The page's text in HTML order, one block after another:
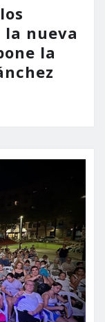
nueva
la